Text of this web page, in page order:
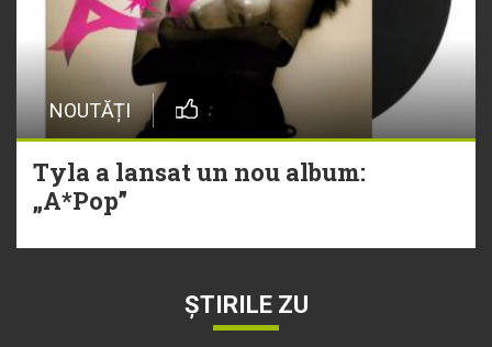
NOUTĂȚI
Tyla a lansat un nou album:
„A*Pop”
ȘTIRILE ZU